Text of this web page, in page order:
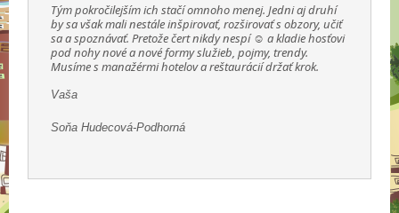
Tým pokročilejším ich stačí omnoho menej. Jedni aj druhí
by sa však mali nestále inšpirovať, rozširovať s obzory, učiť
sa a spoznávať. Pretože čert nikdy nespí ☺ a kladie hosťovi
pod nohy nové a nové formy služieb, pojmy, trendy.
Musíme s manažérmi hotelov a reštaurácií držať krok.
Vaša
Soňa Hudecová-Podhorná